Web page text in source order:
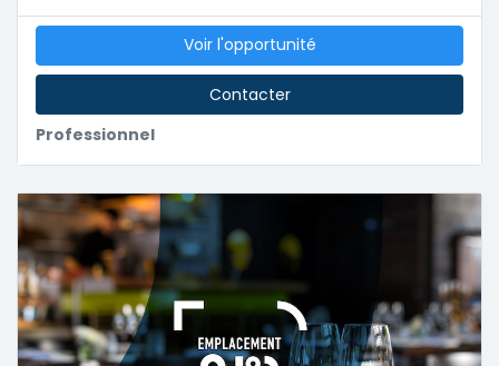
Professionnel
Voir l'opportunité
Contacter